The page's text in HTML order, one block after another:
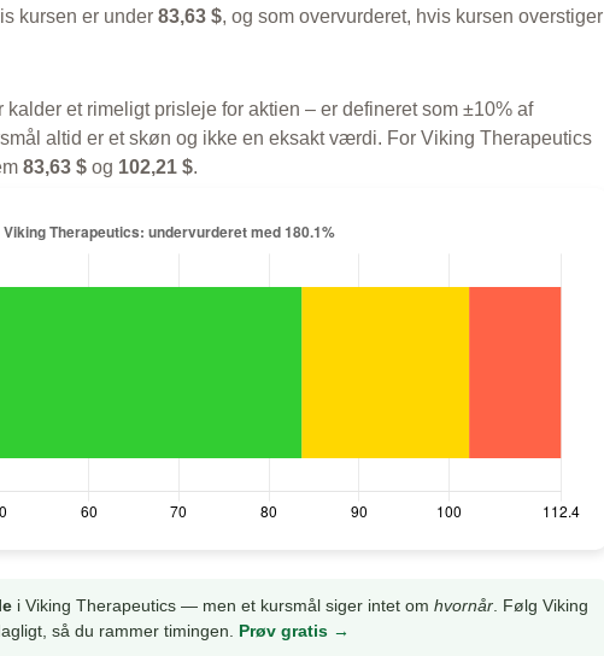
kursen er under 83,63 $, og som overvurderet, hvis kursen overstiger
et rimeligt prisleje for aktien – er defineret som ±10% af
altid er et skøn og ikke en eksakt værdi. For Viking Therapeutics
83,63 $ og 102,21 $.
i Viking Therapeutics — men et kursmål siger intet om hvornår . Følg Viking
så du rammer timingen. Prøv gratis →